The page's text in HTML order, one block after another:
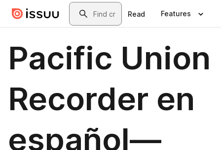
Skip to main contentSearch
Read Features
Pacific Union
Recorder en
español—